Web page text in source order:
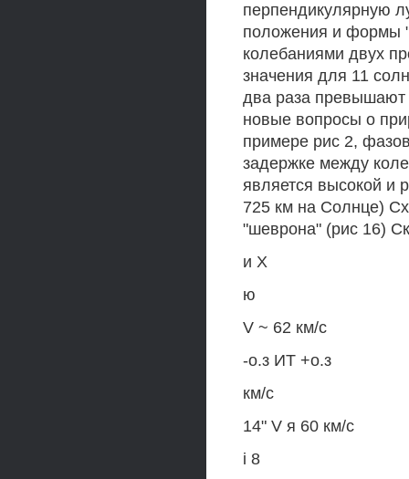
перпендикулярную
положения и формы
колебаниями двух
значения для 11
два раза превышают
новые вопросы о
примере рис 2,
задержке между
является высокой и
725 км на Солнце)
"шеврона" (рис 16)
и X
ю
V ~ 62 км/с
-о.з ИТ +о.з
км/с
14" V я 60 км/с
i 8